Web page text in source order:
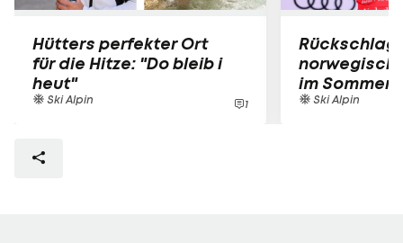
Hütters perfekter Ort
für die Hitze: "Do bleib i
heut"
Ski Alpin 1
Rückschlag
im Sommer-
Ski Alpin